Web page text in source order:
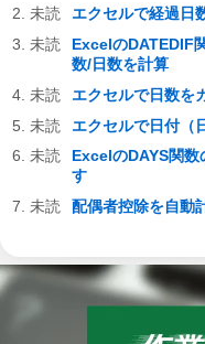
エクセルで経過日
ExcelのDATEDIF
数/日数を計算
エクセルで日数を
エクセルで日付（
ExcelのDAYS関数
す
配偶者控除を自動